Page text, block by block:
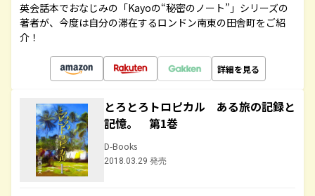
英会話本でおなじみの「Kayoの“秘密のノート”」シリーズの
著者が、今度は自分の滞在するロンドン南東の田舎町をご紹
介！
詳細を見る
とろとろトロピカル ある旅の記録と
記憶。 第1巻
D-Books
2018.03.29 発売